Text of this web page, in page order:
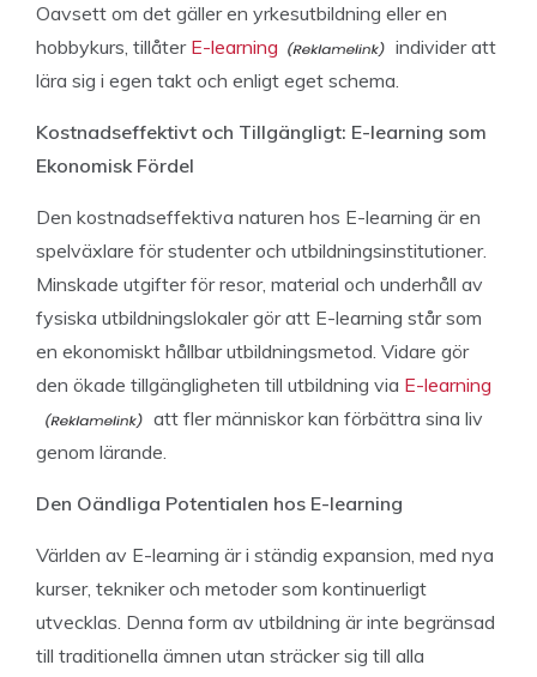
Oavsett om det gäller en yrkesutbildning eller en
hobbykurs, tillåter E-learning
individer att
lära sig i egen takt och enligt eget schema.
Kostnadseffektivt och Tillgängligt: E-learning som
Ekonomisk Fördel
Den kostnadseffektiva naturen hos E-learning är en
spelväxlare för studenter och utbildningsinstitutioner.
Minskade utgifter för resor, material och underhåll av
fysiska utbildningslokaler gör att E-learning står som
en ekonomiskt hållbar utbildningsmetod. Vidare gör
den ökade tillgängligheten till utbildning via E-learning
att fler människor kan förbättra sina liv
genom lärande.
Den Oändliga Potentialen hos E-learning
Världen av E-learning är i ständig expansion, med nya
kurser, tekniker och metoder som kontinuerligt
utvecklas. Denna form av utbildning är inte begränsad
till traditionella ämnen utan sträcker sig till alla